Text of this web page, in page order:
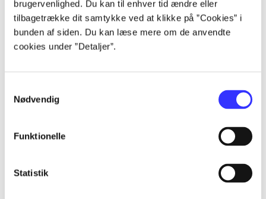
brugervenlighed. Du kan til enhver tid ændre eller
tilbagetrække dit samtykke ved at klikke på ”Cookies” i
bunden af siden. Du kan læse mere om de anvendte
cookies under ”Detaljer”.
Nødvendig
Funktionelle
Statistik
...